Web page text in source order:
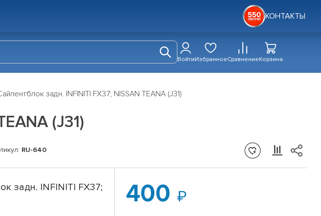
КОНТАКТЫ
ВойтиИзбранноеСравнениеКорзина
задн. INFINITI FX37; NISSAN TEANA (J31)
(J31)
RU-640
задн. INFINITI FX37;
400